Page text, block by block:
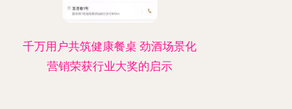
千万用户共筑健康餐桌 劲酒场景化
营销荣获行业大奖的启示